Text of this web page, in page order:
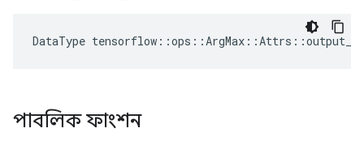
DataType tensorflow ::ops ::ArgMax ::Attrs ::
পাবলিক ফাংশন